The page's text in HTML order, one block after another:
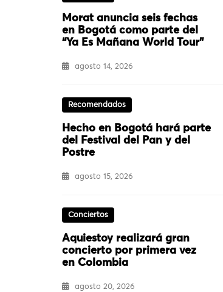
Morat anuncia seis fechas
en Bogotá como parte del
“Ya Es Mañana World Tour”
agosto 14, 2026
Recomendados
Hecho en Bogotá hará parte
del Festival del Pan y del
Postre
agosto 15, 2026
Conciertos
Aquiestoy realizará gran
concierto por primera vez
en Colombia
agosto 20, 2026